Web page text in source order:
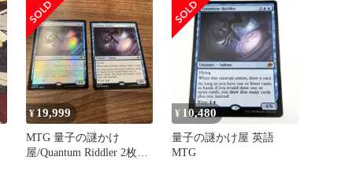
¥19,999
MTG 量子の謎かけ
屋/Quantum Riddler 2枚セ
¥ 10,480
量子の謎かけ屋 英語
MTG